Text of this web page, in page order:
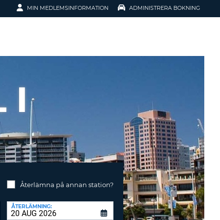
MIN MEDLEMSINFORMATION
SMIDIGARE
ADMINISTRERA BOKNING
I
Återlämna på annan station?
ÅTERLÄMNING: